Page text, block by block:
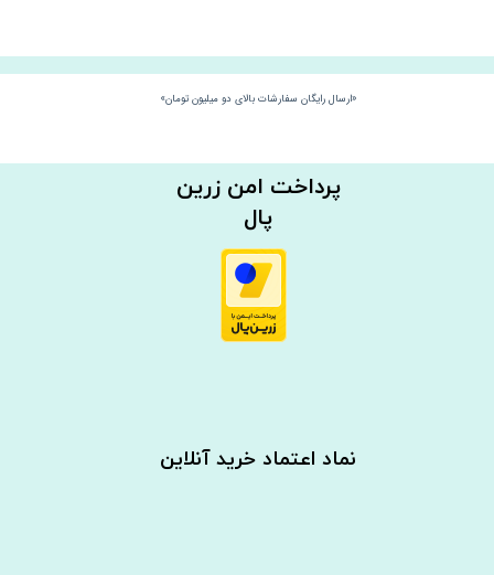
«ارسال رایگان سفارشات بالای دو میلیون تومان»
​​پرداخت امن زرین
پال
نماد اعتماد خرید آنلاین